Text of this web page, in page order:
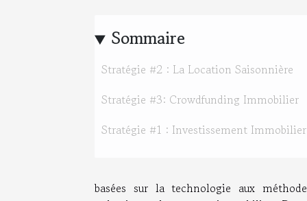
Sommaire
Stratégie #2 : La Location Saisonnière
Stratégie #3: Crowdfunding Immobilier
Stratégie #1 : Investissement
basées sur la technologie aux